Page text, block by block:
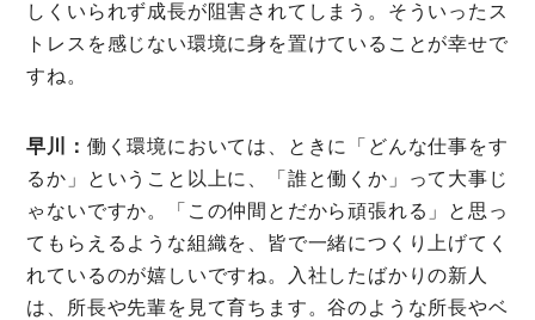
しくいられず成長が阻害されてしまう。そういったス
トレスを感じない環境に身を置けていることが幸せで
すね。
早川： 働く環境においては、ときに「どんな仕事をす
るか」ということ以上に、「誰と働くか」って大事じ
ゃないですか。「この仲間とだから頑張れる」と思っ
てもらえるような組織を、皆で一緒につくり上げてく
れているのが嬉しいですね。入社したばかりの新人
は、所長や先輩を見て育ちます。谷のような所長やベ